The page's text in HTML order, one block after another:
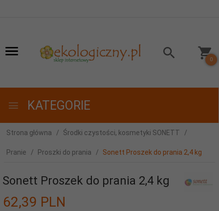
0
KATEGORIE
Strona główna Środki czystości, kosmetyki SONETT
Pranie Proszki do prania Sonett Proszek do prania 2,4 kg
Sonett Proszek do prania 2,4 kg
62,39 PLN